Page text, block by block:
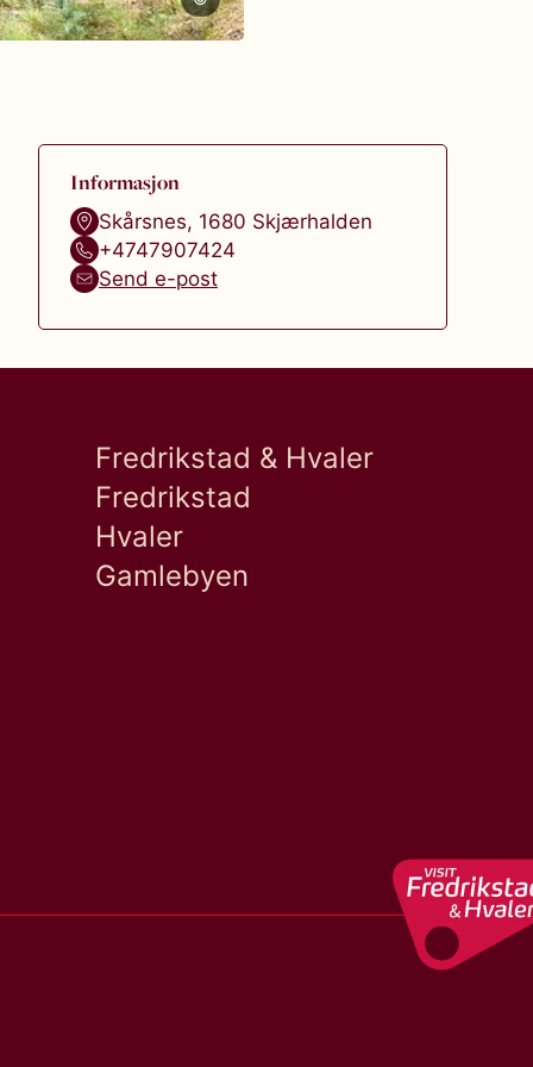
Informasjon
Skårsnes, 1680 Skjærhalden
+4747907424
Send e-post
Fredrikstad & Hvaler
Fredrikstad
Hvaler
Gamlebyen